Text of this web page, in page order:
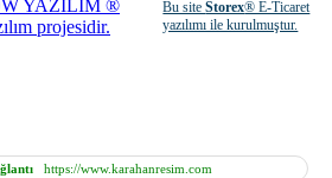
Bu siteStorex® E-Ticaret
yazılımı ile kurulmuştur.
https://www.karahanresim.com